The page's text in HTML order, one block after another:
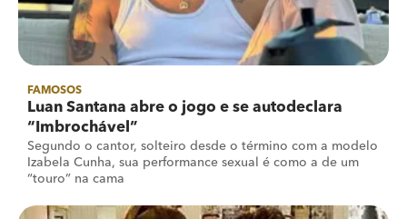
FAMOSOS
Luan Santana abre o jogo e se autodeclara
“Imbrochável”
Segundo o cantor, solteiro desde o término com a modelo
Izabela Cunha, sua performance sexual é como a de um
“touro” na cama